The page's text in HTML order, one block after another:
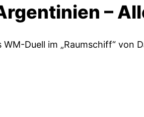
–
Duell im „Raumschiff“ von